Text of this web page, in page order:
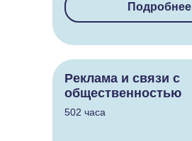
Подробнее
Реклама и связи с
общественностью
502 часа